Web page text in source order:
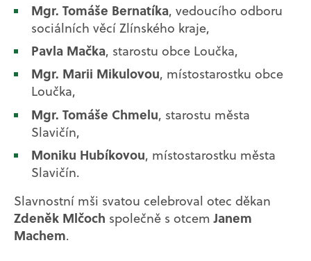
Mgr. Tomáše Bernatíka, vedoucího odboru
sociálních věcí Zlínského kraje,
Pavla Mačka, starostu obce Loučka,
Mgr. Marii Mikulovou, místostarostku obce
Loučka,
Mgr. Tomáše Chmelu, starostu města
Slavičín,
Moniku Hubíkovou, místostarostku města
Slavičín.
Slavnostní mši svatou celebroval otec děkan
Zdeněk Mlčoch společně s otcemJanem
Machem.